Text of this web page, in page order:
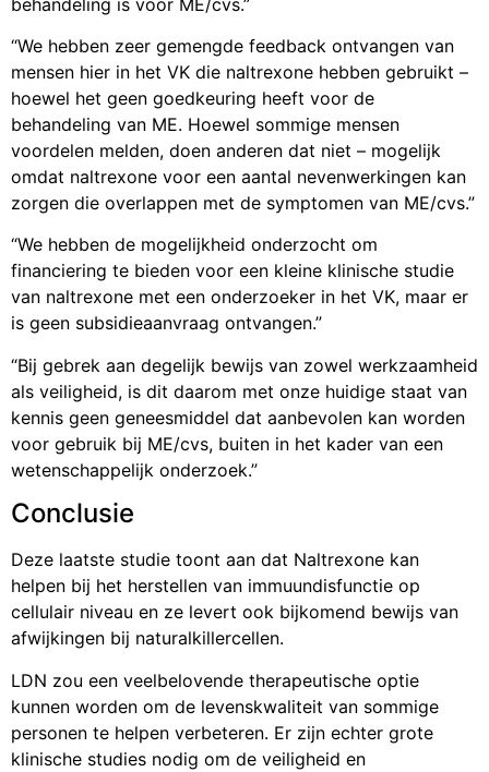
“We hebben zeer gemengde feedback ontvangen van
mensen hier in het VK die naltrexone hebben gebruikt –
hoewel het geen goedkeuring heeft voor de
behandeling van ME. Hoewel sommige mensen
voordelen melden, doen anderen dat niet – mogelijk
omdat naltrexone voor een aantal nevenwerkingen kan
zorgen die overlappen met de symptomen van ME/cvs.”
“We hebben de mogelijkheid onderzocht om
financiering te bieden voor een kleine klinische studie
van naltrexone met een onderzoeker in het VK, maar er
is geen subsidieaanvraag ontvangen.”
“Bij gebrek aan degelijk bewijs van zowel werkzaamheid
als veiligheid, is dit daarom met onze huidige staat van
kennis geen geneesmiddel dat aanbevolen kan worden
voor gebruik bij ME/cvs, buiten in het kader van een
wetenschappelijk onderzoek.”
Conclusie
Deze laatste studie toont aan dat Naltrexone kan
helpen bij het herstellen van immuundisfunctie op
cellulair niveau en ze levert ook bijkomend bewijs van
afwijkingen bij naturalkillercellen.
LDN zou een veelbelovende therapeutische optie
kunnen worden om de levenskwaliteit van sommige
personen te helpen verbeteren. Er zijn echter grote
klinische studies nodig om de veiligheid en